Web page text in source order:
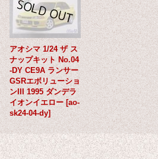
アオシマ 1/24 ザ ス
ナップキット No.04
-DY CE9A ランサー
GSRエボリューショ
ンIII 1995 ダンデラ
イオンイエロー [ao-
sk24-04-dy]